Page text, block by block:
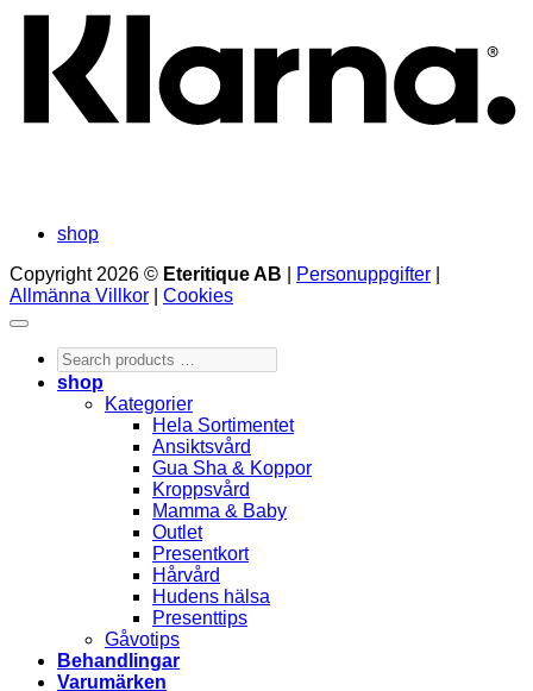
shop
Copyright 2026 © Eteritique AB Personuppgifter
Allmänna Villkor
Cookies
Search
products
shop
Kategorier
Hela Sortimentet
Ansiktsvård
Gua Sha & Koppor
Kroppsvård
Mamma & Baby
Outlet
Presentkort
Hårvård
Hudens hälsa
Presenttips
Gåvotips
Behandlingar
Varumärken